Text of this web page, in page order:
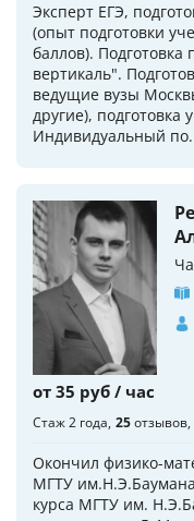
Эксперт ЕГЭ,
(опыт подготовки
баллов).
вертикаль".
ведущие вузы
другие),
Индивидуальный
от 35 руб / час
Стаж 2 года 25отзывов
Окончил физико-
МГТУ
курса МГТУ им.